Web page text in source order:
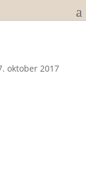
oktober 2017